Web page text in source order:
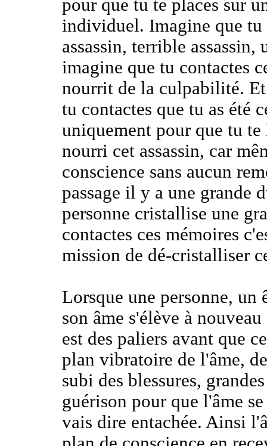
pour que tu te places sur
individuel. Imagine que
assassin,terrible assassin,
imagine que tu contactes
nourrit de la culpabilité.
tu contactes que tu as été
uniquement pour quetu te
nourri cet assassin, car
conscience sans aucun
passage il y a une grande
personne cristalliseune
contactes ces mémoires
mission de dé-cristalliser
Lorsque une personne,
son âme s'élève à
est des paliers avant que
plan vibratoire de l'âme,
subi des blessures,
guérisonpour que l'âme
vais dire entachée. Ainsi